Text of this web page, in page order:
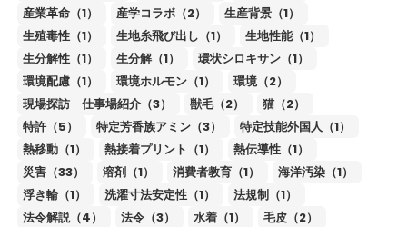
産業革命（1）
産学コラボ（2）
生産背景（1）
生殖毒性（1）
生地糸飛び出し（1）
生地性能（1）
生分解性（1）
生分解（1）
環状シロキサン（1）
環境配慮（1）
環境ホルモン（1）
環境（2）
現場探訪 仕事場紹介（3）
獣毛（2）
猫（2）
特許（5）
特定芳香族アミン（3）
特定技能外国人（1）
熱移動（1）
熱接着プリント（1）
熱伝導性（1）
災害（33）
溶剤（1） 消費者教育（1）
海洋汚染（1）
浮き輪（1）
洗濯寸法安定性（1）
法規制（1）
法令解説（4）
法令（3） 水着（1）
毛皮（2）